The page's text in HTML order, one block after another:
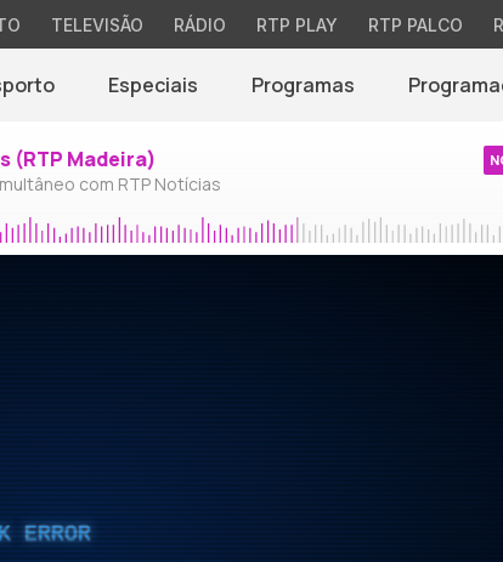
TELEVISÃO RÁDIO RTP PLAY RTP PALCO
Especiais Programas
(RTP Madeira)
com RTP Notícias
ERROR